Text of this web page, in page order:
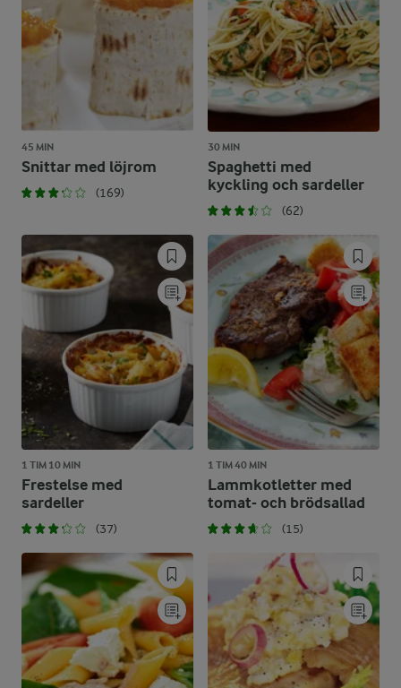
45 MIN
Snittar med löjrom
(169)
30 MIN
Spaghetti med
kyckling och sardeller
(62)
1 TIM 10 MIN
Frestelse med
sardeller
(37)
1 TIM 40 MIN
Lammkotletter med
tomat- och brödsallad
(15)